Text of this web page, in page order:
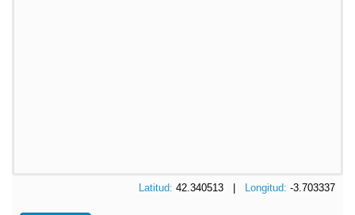
Latitud: 42.340513 | Longitud: -3.703337